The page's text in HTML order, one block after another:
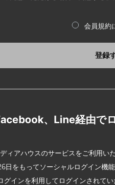
会員規約
登録
、Line経由で
ィアハウスのサービスをご利用い
日をもってソーシャルログイン機能
グインを利用してログインされて